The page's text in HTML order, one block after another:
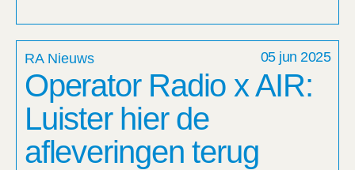
RA Nieuws 05 jun 2025
Operator Radio x AIR:
Luister hier de
afleveringen terug